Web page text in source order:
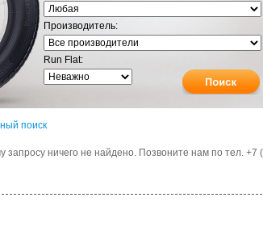
Производитель:
Run Flat:
поиск
запросу ничего не найдено. Позвоните нам по тел.